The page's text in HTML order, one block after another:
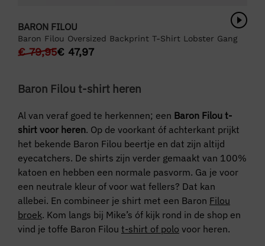
BARON FILOU
Baron Filou Oversized Backprint T-Shirt Lobster Gang
€79,95€ 47,97
Baron Filou t-shirt heren
Al van veraf goed te herkennen; een Baron Filou t-
shirt voor heren. Op de voorkant óf achterkant prijkt
het bekende Baron Filou beertje en dat zijn altijd
eyecatchers. De shirts zijn verder gemaakt van 100%
katoen en hebben een normale pasvorm. Ga je voor
een neutrale kleur of voor wat fellers? Dat kan
allebei. En combineer je shirt met een Baron Filou
broek. Kom langs bij Mike’s óf kijk rond in de shop en
vind je toffe Baron Filou t-shirt of polo voor heren.